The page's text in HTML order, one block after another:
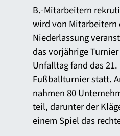
B.-Mitarbeitern
wird von Mitarbeitern
Niederlassung
das vorjährige
Unfalltag fand das
Fußballturnier statt.
nahmen 80
teil, darunter der
einem Spiel das